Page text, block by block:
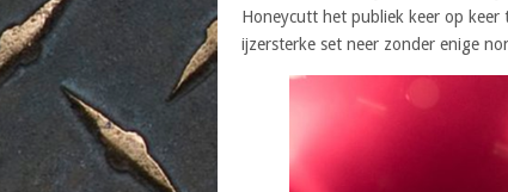
Honeycutt het publiek keer op keer
ijzersterke set neer zonder enige